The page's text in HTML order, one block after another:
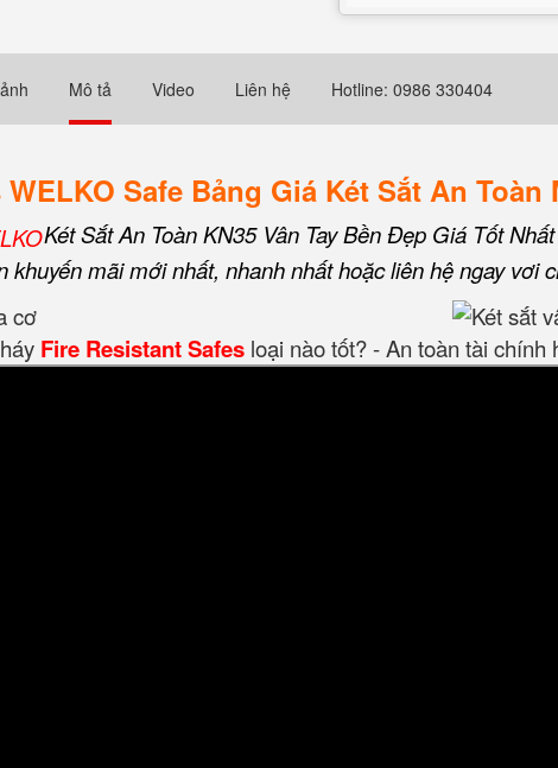
Mô tả Video Liên hệ Hotline: 0986 330404
Safe Bảng Giá Két Sắt An Toàn
Két Sắt An Toàn KN35 Vân Tay Bền Đẹp Giá Tốt
khuyến mãi mới nhất, nhanh nhất hoặc liên hệ ngay vơi
Fire Resistant Safes loại nào tốt? - An toàn tài chính